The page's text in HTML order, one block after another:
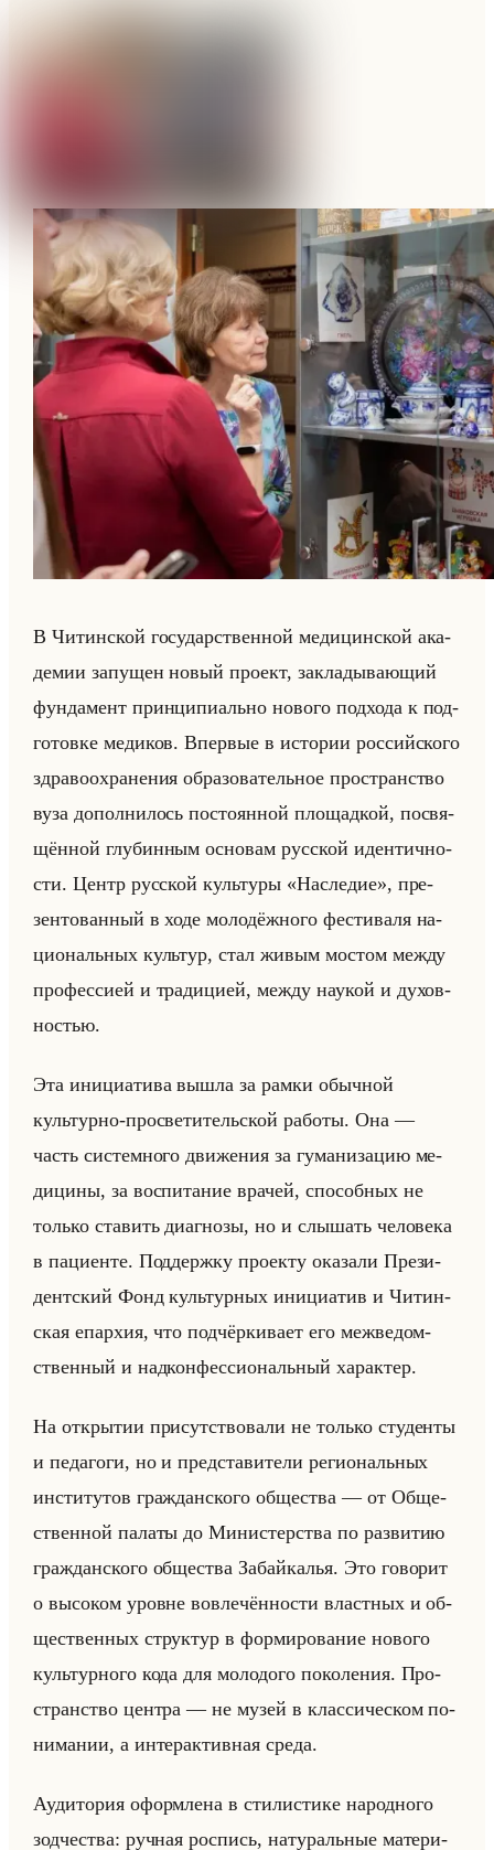
В Чи­тин­ской го­су­дар­ствен­ной ме­ди­цин­ской ака­
де­мии за­пу­щен новый про­ект, за­кла­ды­ва­ющий
фун­да­мент прин­ци­пи­ально но­во­го под­хо­да к под­
го­тов­ке ме­ди­ков. Впер­вые в ис­то­рии рос­сийско­го
здра­во­охра­не­ния об­ра­зо­ва­тельное про­стран­ство
вуза до­пол­ни­лось по­сто­ян­ной пло­щад­кой, по­свя­
щён­ной глу­бин­ным ос­но­вам рус­ской иден­тич­но­
сти. Центр рус­ской культу­ры «Наследие», пре­
зен­то­ван­ный в ходе мо­ло­дёж­но­го фе­сти­ва­ля на­
ци­ональных культур, стал живым мо­стом между
про­фес­си­ей и тра­ди­ци­ей, между на­укой и ду­хов­
но­стью.
Эта ини­ци­ати­ва вышла за рамки обыч­ной
культур­но-про­све­ти­тельской ра­бо­ты. Она —
часть си­стем­но­го дви­же­ния за гу­ма­ни­за­цию ме­
ди­ци­ны, за вос­пи­та­ние вра­чей, спо­соб­ных не
только ста­вить ди­агно­зы, но и слы­шать че­ло­ве­ка
в па­ци­ен­те. Под­держ­ку про­ек­ту ока­за­ли Пре­зи­
дент­ский Фонд культур­ных ини­ци­атив и Чи­тин­
ская епар­хия, что под­чёр­ки­ва­ет его меж­ве­дом­
ствен­ный и над­кон­фес­си­ональный ха­рак­тер.
На от­кры­тии при­сут­ство­ва­ли не только сту­ден­ты
и пе­да­го­ги, но и пред­ста­ви­те­ли ре­ги­ональных
ин­сти­ту­тов граж­дан­ско­го об­ще­ства — от Об­ще­
ствен­ной па­ла­ты до Ми­ни­стер­ства по раз­ви­тию
граж­дан­ско­го об­ще­ства За­байка­лья. Это го­во­рит
о вы­со­ком уровне во­вле­чён­но­сти власт­ных и об­
ще­ствен­ных струк­тур в фор­ми­ро­ва­ние но­во­го
культур­но­го кода для мо­ло­до­го по­ко­ле­ния. Про­
стран­ство цен­тра — не музей в клас­си­че­ском по­
ни­ма­нии, а ин­тер­ак­тив­ная среда.
Ауди­то­рия оформ­ле­на в сти­ли­сти­ке на­род­но­го
зод­че­ства: руч­ная рос­пись, на­ту­ральные ма­те­ри­